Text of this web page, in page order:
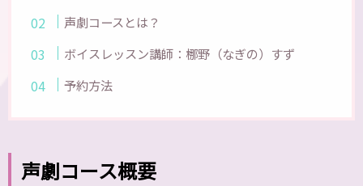
声劇コースとは？
ボイスレッスン講師：梛野（なぎの）すず
予約方法
声劇コース概要